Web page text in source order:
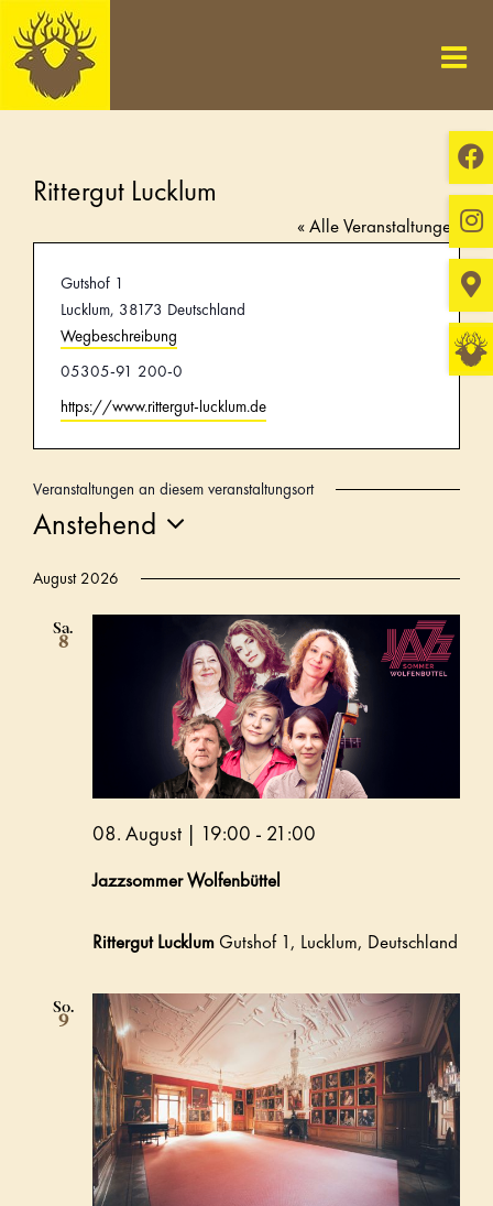
Skip
to
content
Rittergut Lucklum
« Alle Veranstaltungen
Adresse
Gutshof 1
Lucklum, 38173 Deutschland
Wegbeschreibung
Telefon
05305-91 200-0
Webseite
https://www.rittergut-lucklum.de
Veranstaltungen an diesem veranstaltungsort
Anstehend
wählen.
August 2026
Sa.
8
Jazzsommer Wolfenbüttel
08. August | 19:00 - 21:00
Rittergut Lucklum Gutshof 1, Lucklum, Deutschland
So.
9